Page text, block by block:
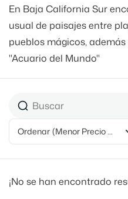
En Baja California Sur
usual de paisajes entre
pueblos mágicos,
"Acuario del Mundo"
Ordenar
¡No se han encontrado